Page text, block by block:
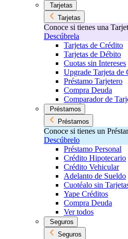
Tarjetas
Tarjetas
Conoce si tienes una
Descúbrela
Tarjetas de Crédito
Tarjetas de Débito
Cuotas sin Intereses
Upgrade Tarjeta de
Préstamo Tarjetero
Compra Deuda
Comparador de
Préstamos
Préstamos
Conoce si tienes un
Descúbrelo
Préstamo Personal
Crédito Hipotecario
Crédito Vehicular
Adelanto de Sueldo
Cuotéalo sin
Yape Créditos
Compra Deuda
Ver todos
Seguros
Seguros